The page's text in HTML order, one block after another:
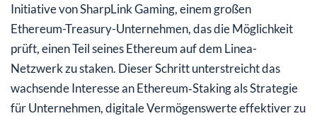
Initiative von SharpLink Gaming, einem großen
Ethereum-Treasury-Unternehmen, das die Möglichkeit
prüft, einen Teil seines Ethereum auf dem Linea-
Netzwerk zu staken. Dieser Schritt unterstreicht das
wachsende Interesse an Ethereum‑Staking als Strategie
für Unternehmen, digitale Vermögenswerte effektiver zu